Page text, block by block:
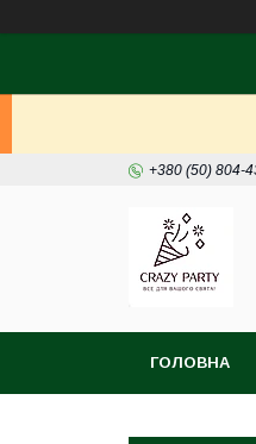
+380 (50) 804-
ГОЛОВНА